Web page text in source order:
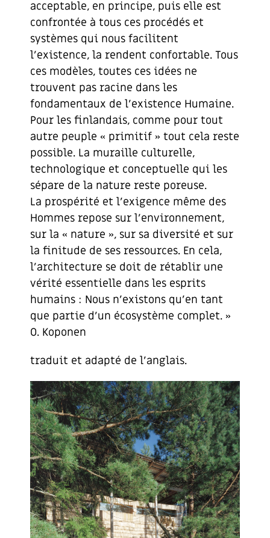
acceptable, en principe, puis elle est
confrontée à tous ces procédés et
systèmes qui nous facilitent
l’existence, la rendent confortable. Tous
ces modèles, toutes ces idées ne
trouvent pas racine dans les
fondamentaux de l’existence Humaine.
Pour les finlandais, comme pour tout
autre peuple « primitif » tout cela reste
possible. La muraille culturelle,
technologique et conceptuelle qui les
sépare de la nature reste poreuse.
La prospérité et l’exigence même des
Hommes repose sur l’environnement,
sur la « nature », sur sa diversité et sur
la finitude de ses ressources. En cela,
l’architecture se doit de rétablir une
vérité essentielle dans les esprits
humains : Nous n’existons qu’en tant
que partie d’un écosystème complet. »
O. Koponen
traduit et adapté de l’anglais.